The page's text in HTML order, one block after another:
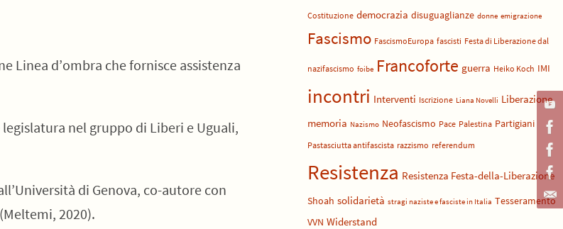
Linea d’ombra che fornisce assistenza
nel gruppo di Liberi e Uguali,
di Genova, co-autore con
2020).
Costituzione democrazia disuguaglianze donne emigrazione
Fascismo FascismoEuropa fascisti Festa di Liberazione dal
nazifascismo foibe Francoforte guerra Heiko Koch IMI
incontri Interventi Iscrizione Liana Novelli Liberazione
memoria Nazismo Neofascismo Pace Palestina Partigiani
Pastasciutta antifascista razzismo referendum
Resistenza Resistenza Festa-della-Liberazione
Shoah solidarietà stragi naziste e fasciste in Italia Tesseramento
VVN Widerstand